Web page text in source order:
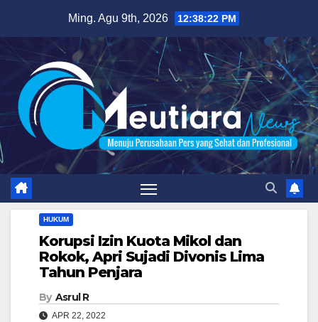
content
Ming. Agu 9th, 2026 12:38:23 PM
HUKUM
Korupsi Izin Kuota Mikol dan
Rokok, Apri Sujadi Divonis Lima
Tahun Penjara
By Asrul R
APR 22, 2022